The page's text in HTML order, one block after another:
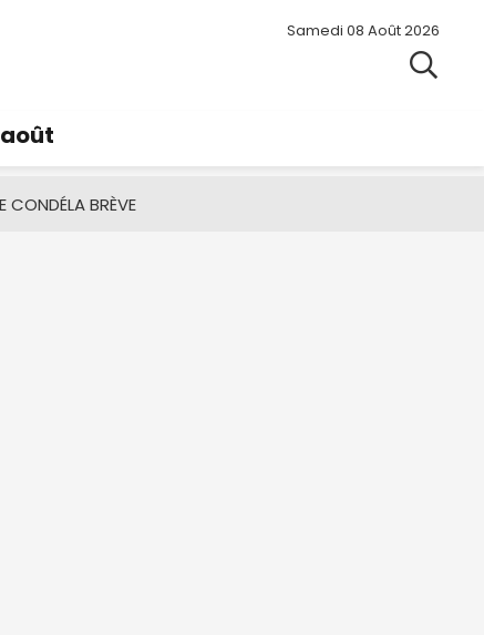
Samedi 08 Août 2026
CONDÉLA BRÈVE